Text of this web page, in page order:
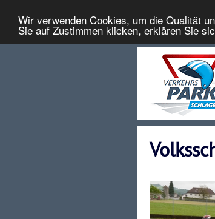
Wir verwenden Cookies, um die Qualität
Sie auf Zustimmen klicken, erklären Sie